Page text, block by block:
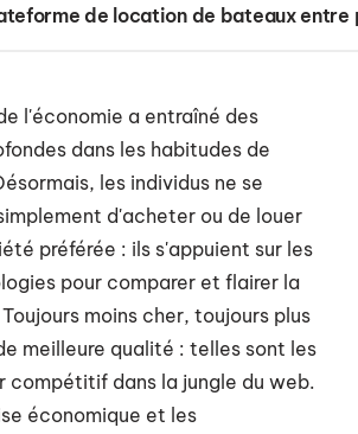
de location de bateaux
l'économie a entraîné des
dans les habitudes de
les individus ne se
d'acheter ou de louer
préférée : ils s'appuient sur les
pour comparer et flairer la
moins cher, toujours plus
meilleure qualité : telles sont les
compétitif dans la jungle du web.
économique et les